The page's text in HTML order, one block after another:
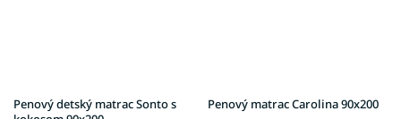
Penový detský matrac Sonto s
Penový matrac Carolina 90x200